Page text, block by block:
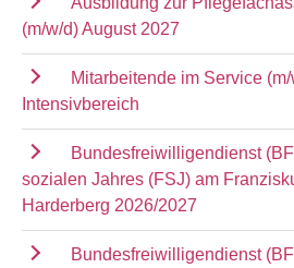
(m/w/d) August 2027
Mitarbeitende im Service
Intensivbereich
Bundesfreiwilligendienst
sozialen Jahres (FSJ) am
Harderberg 2026/2027
Bundesfreiwilligendienst